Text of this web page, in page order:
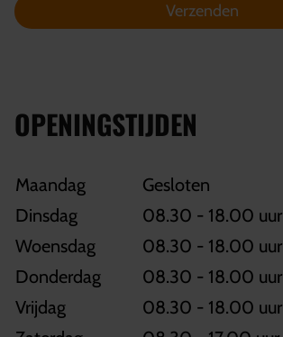
Verzenden
OPENINGSTIJDEN
Maandag
Gesloten
Dinsdag
08.30 - 18.00 uur
Woensdag
08.30 - 18.00 uur
Donderdag
08.30 - 18.00 uur
Vrijdag
08.30 - 18.00 uur